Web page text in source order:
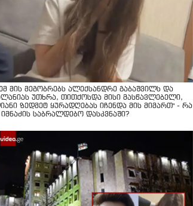
მის მეგობრებს ალექსანდრე გაბაშვილს და
უთხრა, თითქოსდა მისი მასწავლებელი,
ზედმეტ ყურადღებას იჩენდა მის მიმართ" - რა
იმნაძის საბრალდებო დასკვნაში?